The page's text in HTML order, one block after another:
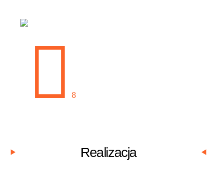
Realizacja